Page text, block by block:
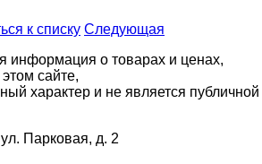
к списку Следующая
о товарах и ценах,
сайте,
характер и не является публичной
Парковая, д. 2